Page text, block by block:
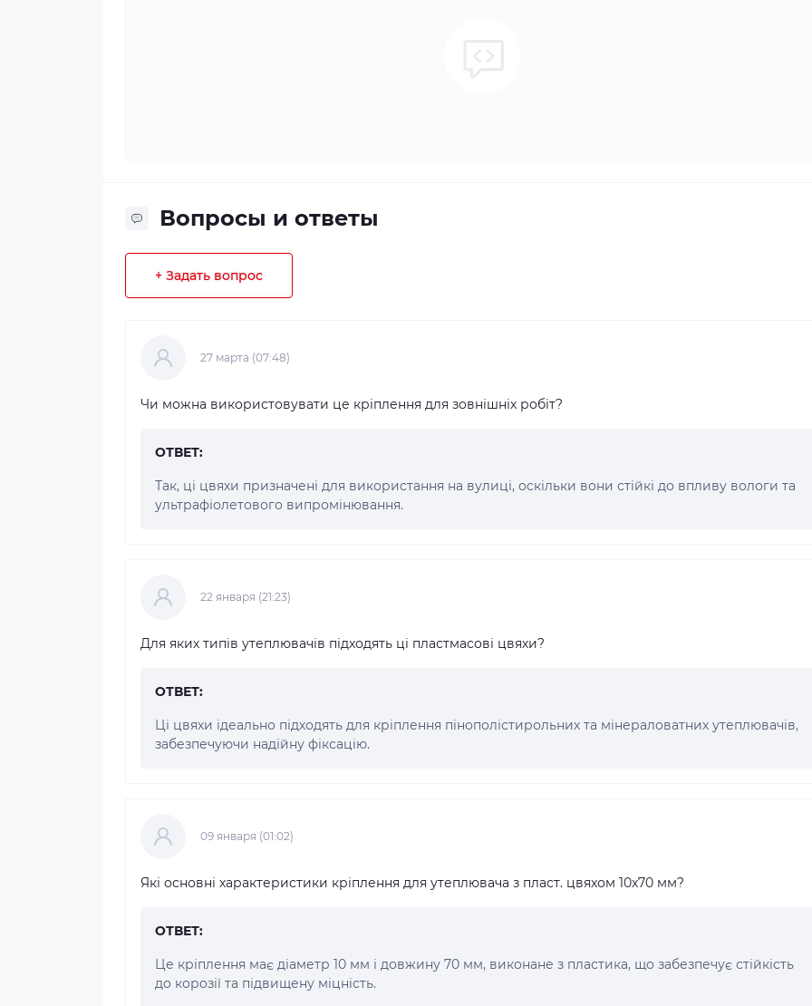
Вопросы и ответы
+ Задать вопрос
27 марта (07:48)
Чи можна використовувати це кріплення для зовнішніх робіт?
ОТВЕТ:
Так, ці цвяхи призначені для використання на вулиці, оскільки вони стійкі до впливу вологи та
ультрафіолетового випромінювання.
22 января (21:23)
Для яких типів утеплювачів підходять ці пластмасові цвяхи?
ОТВЕТ:
Ці цвяхи ідеально підходять для кріплення пінополістирольних та мінераловатних утеплювачів,
забезпечуючи надійну фіксацію.
09 января (01:02)
Які основні характеристики кріплення для утеплювача з пласт. цвяхом 10x70 мм?
ОТВЕТ:
Це кріплення має діаметр 10 мм і довжину 70 мм, виконане з пластика, що забезпечує стійкість
до корозії та підвищену міцність.